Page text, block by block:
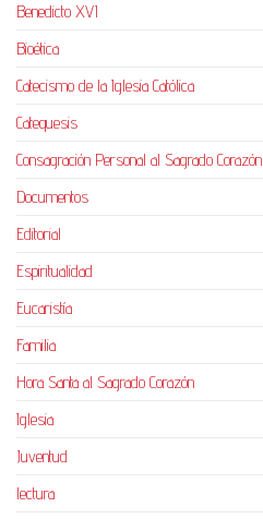
Benedicto XVI
Bioética
Catecismo de la Iglesia Católica
Catequesis
Consagración Personal al Sagrado Corazón
Documentos
Editorial
Espiritualidad
Eucaristía
Familia
Hora Santa al Sagrado Corazón
Iglesia
Juventud
lectura